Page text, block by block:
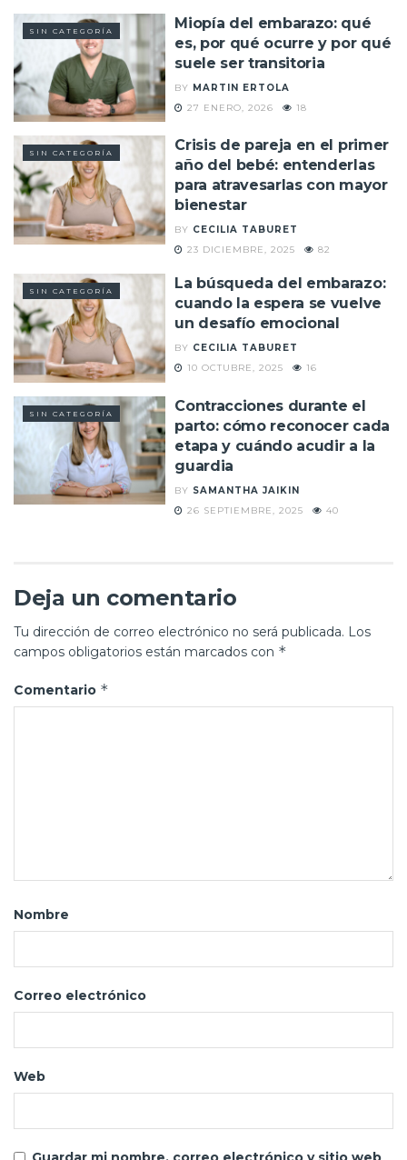
SIN CATEGORÍA
Miopía del embarazo: qué
es, por qué ocurre y por qué
suele ser transitoria
BY MARTIN ERTOLA
27 ENERO, 2026
18
SIN CATEGORÍA
Crisis de pareja en el primer
año del bebé: entenderlas
para atravesarlas con mayor
bienestar
BY CECILIA TABURET
23 DICIEMBRE, 2025
82
SIN CATEGORÍA
La búsqueda del embarazo:
cuando la espera se vuelve
un desafío emocional
BY CECILIA TABURET
10 OCTUBRE, 2025
16
SIN CATEGORÍA
Contracciones durante el
parto: cómo reconocer cada
etapa y cuándo acudir a la
guardia
BY SAMANTHA JAIKIN
26 SEPTIEMBRE, 2025
40
Deja un comentario
Tu dirección de correo electrónico no será publicada. Los
campos obligatorios están marcados con *
Comentario *
Nombre
Correo electrónico
Web